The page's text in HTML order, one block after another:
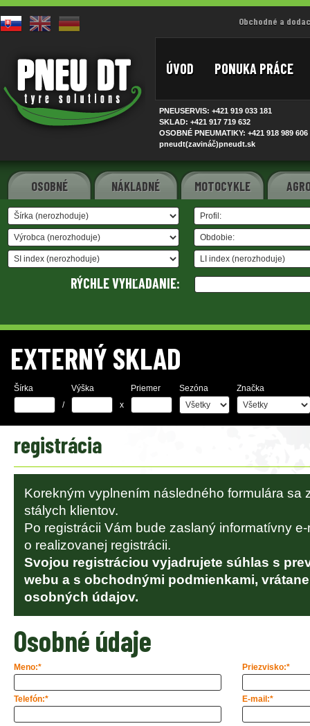
Obchodné a
ÚVOD PONUKA PRÁCE
PNEUSERVIS: +421 919 033 181
SKLAD: +421 917 719 632
OSOBNÉ PNEUMATIKY: +421 918 989 606
pneudt(zavináč)pneudt.sk
OSOBNÉ NÁKLADNÉ MOTOCYKLE
RÝCHLE VYHĽADANIE:
EXTERNÝ SKLAD
Šírka Výška Priemer Sezóna
Značka
/
x
registrácia
Korekným vyplnením následného formulára sa
stálych klientov.
Po registrácii Vám bude zaslaný informatívny
o realizovanej registrácii.
Svojou registráciou vyjadrujete súhlas s
webu a s obchodnými podmienkami,
osobných údajov.
Osobné údaje
Meno:* Priezvisko:*
Telefón:* E-mail:*